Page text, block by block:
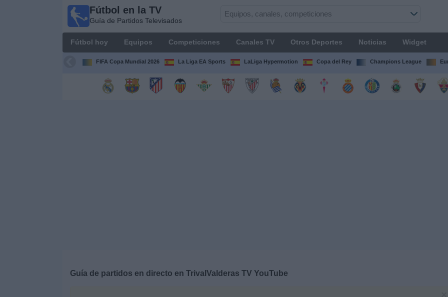
Fútbol en la TV
Guía de Partidos Televisados
Fútbol hoy Equipos Competiciones Canales TV Otros Deportes Noticias Widget
FIFA Copa Mundial 2026 La Liga EA Sports LaLiga Hypermotion Copa del Rey Champions League
Guía de partidos en directo en TrivalValderas TV YouTube